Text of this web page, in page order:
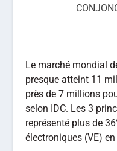
Le marché mondial
presque atteint 11
près de 7 millions
selon IDC. Les 3
représenté plus de
électroniques (VE)